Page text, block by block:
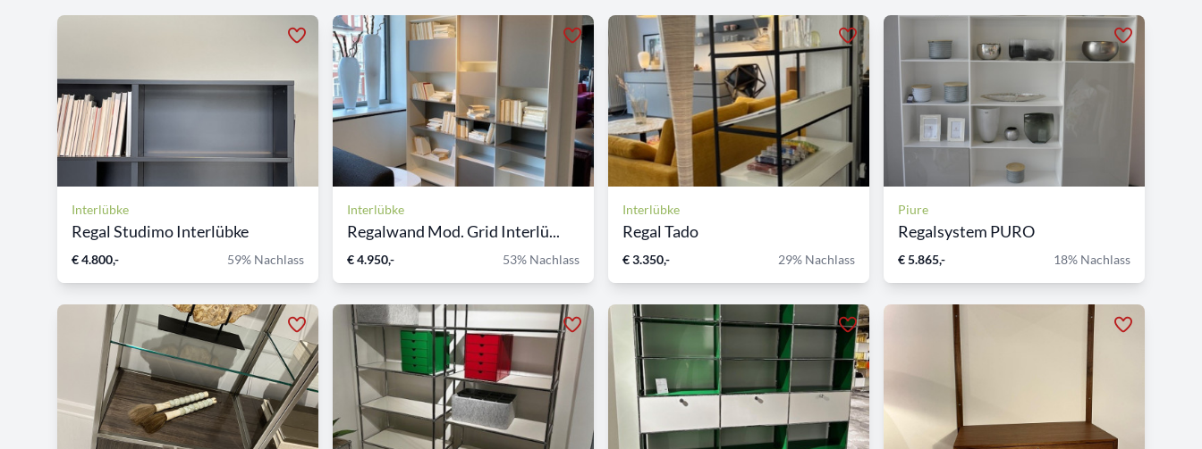
Interlübke
Regal Studimo Interlübke
€ 4.800,- 59% Nachlass
Interlübke
Regalwand Mod. Grid Interlü...
€ 4.950,- 53% Nachlass
Interlübke
Regal Tado
€ 3.350,- 29% Nachlass
Piure
Regalsystem PURO
€ 5.865,- 18% Nachlass